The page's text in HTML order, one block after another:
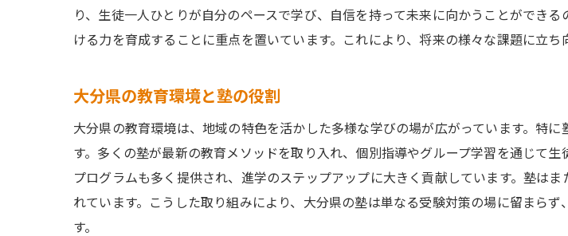
費用対効果を考慮した塾
成果を出すための塾の選
塾の評判と口コミを徹底
体験授業で得られる実感
通いやすさとアクセスの
サポート体制とフォロー
り、生徒一人ひとりが自分のペースで学び、自信を持って未来に向かうことができ
ける力を育成することに重点を置いています。これにより、将来の様々な課題に立ち
大分県の教育環境と塾の役割
大分県の教育環境は、地域の特色を活かした多様な学びの場が広がっています。特
す。多くの塾が最新の教育メソッドを取り入れ、個別指導やグループ学習を通じて
プログラムも多く提供され、進学のステップアップに大きく貢献しています。塾は
れています。こうした取り組みにより、大分県の塾は単なる受験対策の場に留まら
す。